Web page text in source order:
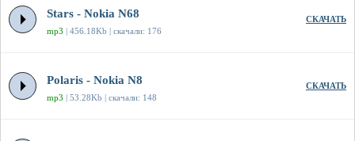
Stars - Nokia N68
mp3 | 456.18Kb | скачали: 176
СКАЧАТЬ
Polaris - Nokia N8
mp3 | 53.28Kb | скачали: 148
СКАЧАТЬ